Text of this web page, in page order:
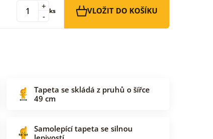
-
+ ks VLOŽIT DO KOŠÍKU
Tapeta se skládá z pruhů o šířce
49 cm
Samolepící tapeta se silnou